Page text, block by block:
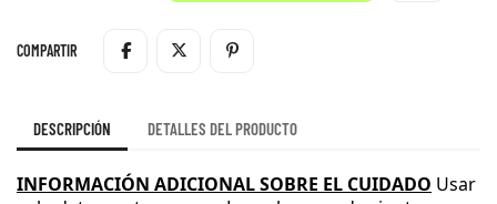
COMPARTIR
DESCRIPCIÓN DETALLES DEL PRODUCTO
INFORMACIÓN ADICIONAL SOBRE EL CUIDADO Usar